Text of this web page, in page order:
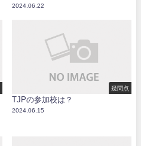
2024.06.22
疑問点
TJPの参加校は？
2024.06.15